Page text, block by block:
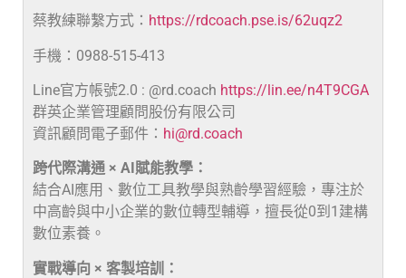
蔡教練聯繫方式： https://rdcoach.pse.is/62uqz2
手機：0988-515-413
Line官方帳號2.0 : @rd.coach https://lin.ee/n4T9CGA
群英企業管理顧問股份有限公司
資訊顧問電子郵件： hi@rd.coach
跨代際溝通 × AI賦能教學：
結合AI應用、數位工具教學與熟齡學習經驗，專注於
中高齡與中小企業的數位轉型輔導，擅長從0到1建構
數位素養。
實戰導向 × 客製培訓：